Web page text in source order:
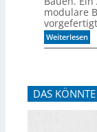
i
e
n
e
n
l
i
f
f
i
u
s
t
modulare
Weiterlesen:
H
e
s
c
DAS